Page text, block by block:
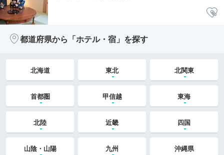
都道府県から「ホテル・宿」を探す
北海道 東北 北関東
首都圏 甲信越 東海
北陸 近畿 四国
山陰・山陽 九州 沖縄県